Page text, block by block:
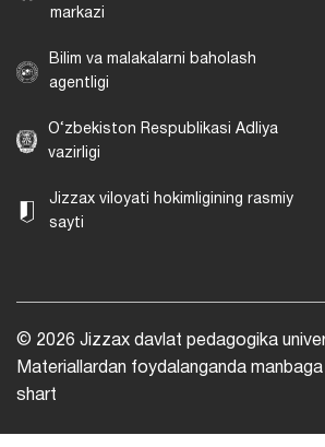
markazi
Bilim va malakalarni baholash
agentligi
O‘zbekiston Respublikasi Adliya
vazirligi
Jizzax viloyati hokimligining rasmiy
sayti
© 2026 Jizzax davlat pedagogika
Materiallardan foydalanganda
shart